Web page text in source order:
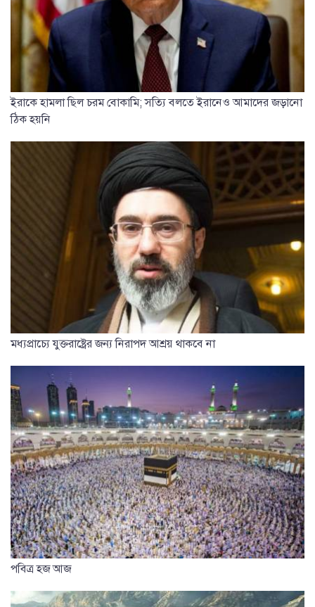
ইরাকে হামলা ছিল চরম বোকামি; সত্যি বলতে ইরানেও আমাদের জড়ানো
ঠিক হয়নি
মধ্যপ্রাচ্যে যুক্তরাষ্ট্রের জন্য নিরাপদ আশ্রয় থাকবে না
পবিত্র হজ আজ